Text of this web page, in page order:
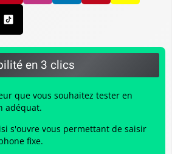
en 3 clics
que vous souhaitez tester en
adéquat.
s'ouvre vous permettant de saisir
fixe.